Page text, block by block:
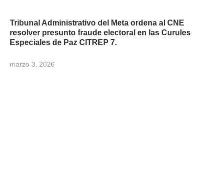
Tribunal Administrativo del Meta ordena al CNE
resolver presunto fraude electoral en las Curules
Especiales de Paz CITREP 7.
marzo 3, 2026